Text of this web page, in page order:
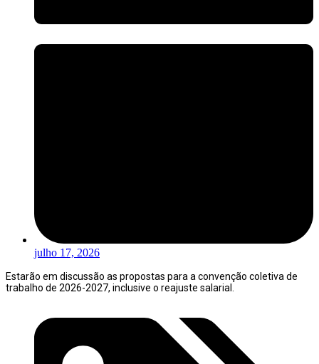
julho 17, 2026
Estarão em discussão as propostas para a convenção coletiva de
trabalho de 2026-2027, inclusive o reajuste salarial.